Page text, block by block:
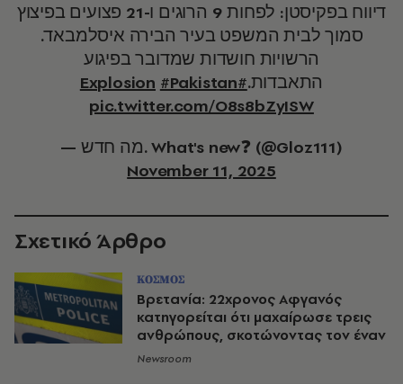
דיווח בפקיסטן: לפחות 9 הרוגים ו-21 פצועים בפיצוץ
סמוך לבית המשפט בעיר הבירה איסלמבאד.
הרשויות חושדות שמדובר בפיגוע
התאבדות.#Explosion
#Pakistan
pic.twitter.com/O8s8bZyISW
— מה חדש. What's new❓ (@Gloz111)
November 11, 2025
Σχετικό Άρθρο
ΚΟΣΜΟΣ
Βρετανία: 22χρονος Αφγανός
κατηγορείται ότι μαχαίρωσε τρεις
ανθρώπους, σκοτώνοντας τον έναν
Newsroom